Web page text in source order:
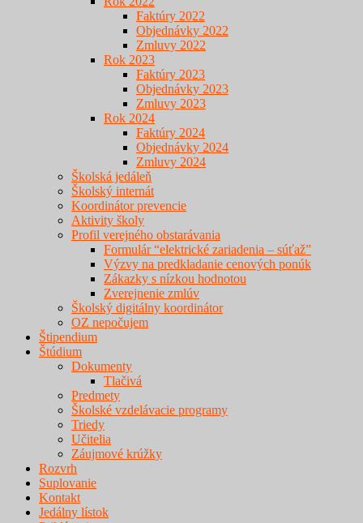
Faktúry 2022
Objednávky 2022
Zmluvy 2022
Rok 2023
Faktúry 2023
Objednávky 2023
Zmluvy 2023
Rok 2024
Faktúry 2024
Objednávky 2024
Zmluvy 2024
Školská jedáleň
Školský internát
Koordinátor prevencie
Aktivity školy
Profil verejného obstarávania
Formulár “elektrické zariadenia – súťaž”
Výzvy na predkladanie cenových ponúk
Zákazky s nízkou hodnotou
Zverejnenie zmlúv
Školský digitálny koordinátor
OZ nepočujem
Štipendium
Štúdium
Dokumenty
Tlačivá
Predmety
Školské vzdelávacie programy
Triedy
Učitelia
Záujmové krúžky
Rozvrh
Suplovanie
Kontakt
Jedálny lístok